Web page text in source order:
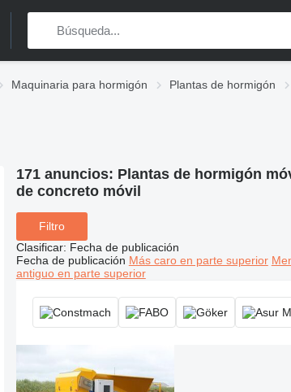
Maquinaria para hormigón Plantas de hormigón
171 anuncios: Plantas de hormigón
de concreto móvil
Filtro
Clasificar: Fecha de publicación
Fecha de publicación Más caro en parte superior
antiguo en parte superior